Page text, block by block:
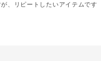
、リピートしたいアイテムです